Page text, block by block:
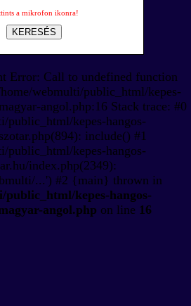
a mikrofon ikonra!
KERESÉS
Error: Call to undefined function
webmulti/public_html/kepes-
angol.php:16 Stack trace: #0
public_html/kepes-hangos-
include() #1
public_html/kepes-hangos-
index.php(2349):
...') #2 {main} thrown in
public_html/kepes-hangos-
angol.php on line 16